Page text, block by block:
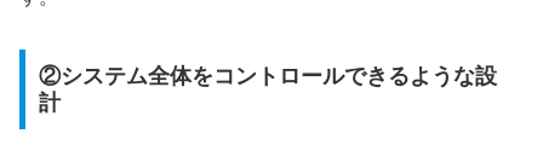
②システム全体をコントロールできるような設
計